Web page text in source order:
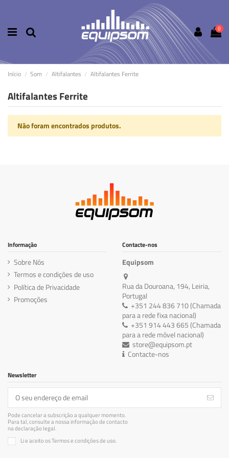
0
Início Som Altifalantes Altifalantes Ferrite
Altifalantes Ferrite
Não foram encontrados produtos.
Informação
Sobre Nós
Termos e condições de uso
Política de Privacidade
Promoções
Contacte-nos
Equipsom
Rua da Douroana, 194, Leiria,
Portugal
+351 244 836 710 (Chamada
para a rede fixa nacional)
+351 914 443 665 (Chamada
para a rede móvel nacional)
store@equipsom.pt
Contacte-nos
Newsletter
Pode cancelar a subscrição a qualquer momento.
Para tal, consulte a nossa informação de contacto
na declaração legal.
Li e aceito os Termos e condições de uso.